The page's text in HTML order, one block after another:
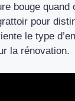
bouge quand
pour
le type
la rénovation.